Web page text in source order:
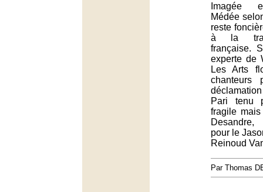
Imagée
Médée
reste
à la
française.
experte de
Les Arts
chanteurs
Pari tenu
fragile
Desandre,
pour le
Reinoud
Par Thomas